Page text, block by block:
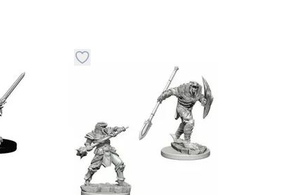
stvari u kategoriju omiljenoDugme za dodavanje stvari u kategoriju